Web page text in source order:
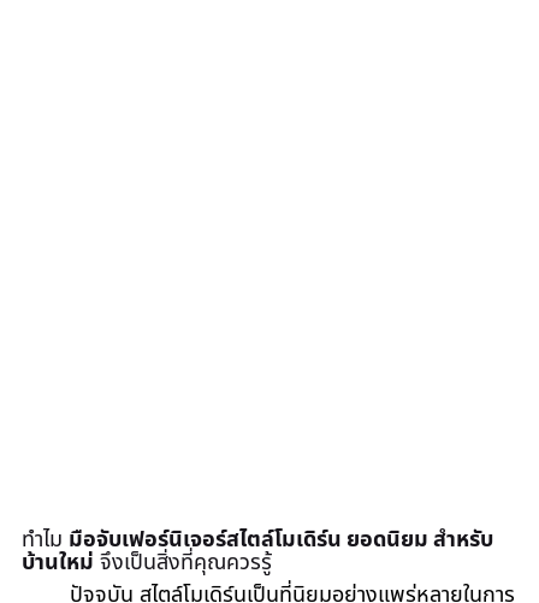
ทำไม มือจับเฟอร์นิเจอร์สไตล์โมเดิร์น ยอดนิยม สำหรับ
บ้านใหม่ จึงเป็นสิ่งที่คุณควรรู้